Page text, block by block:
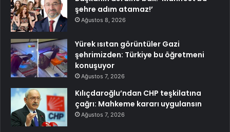
şehre adım atamaz!’
Ağustos 8, 2026
Yürek ısıtan görüntüler Gazi
şehrimizden: Türkiye bu öğretmeni
konuşuyor
Ağustos 7, 2026
Kılıçdaroğlu’ndan CHP teşkilatına
çağrı: Mahkeme kararı uygulansın
Ağustos 7, 2026